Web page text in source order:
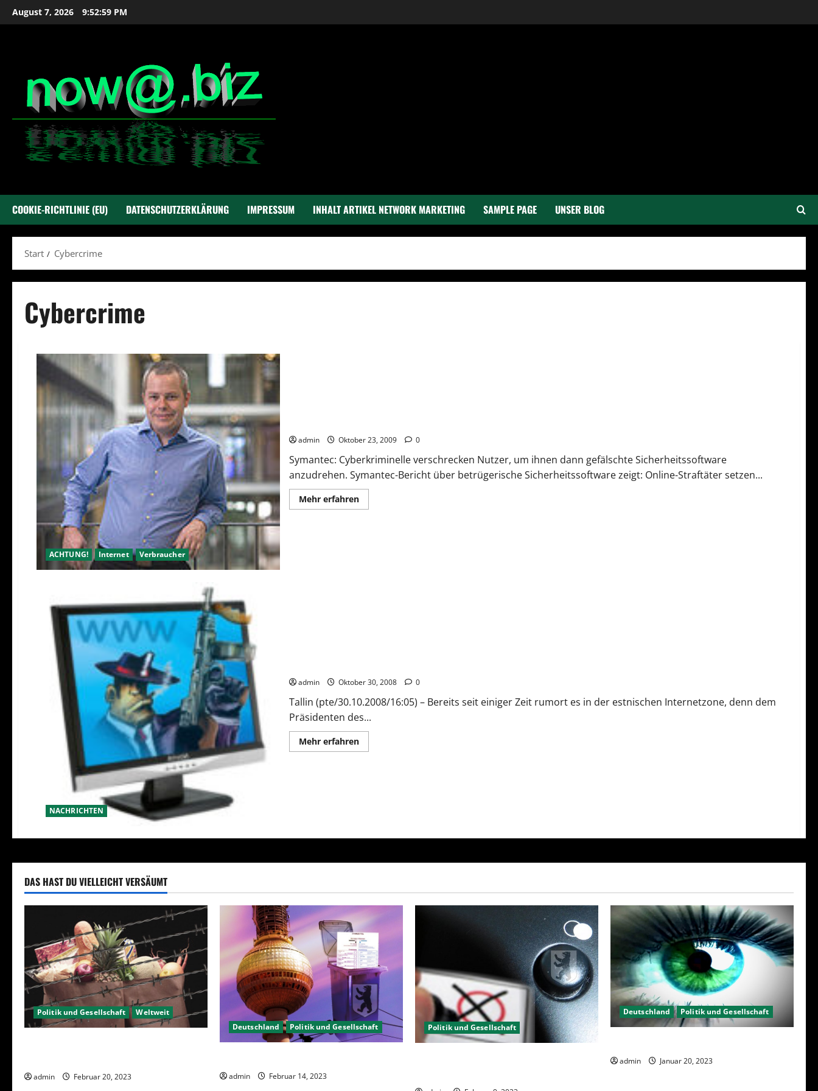
Zum
Inhalt
August 7, 2026 9:52:59 PM
COOKIE-RICHTLINIE (EU) DATENSCHUTZERKLÄRUNG IMPRESSUM INHALT ARTIKEL NETWORK MARKETING SAMPLE PAGE UNSER BLOG
Start Cybercrime
Cybercrime
ACHTUNG! Internet Verbraucher
admin Oktober 23, 2009 0
Symantec: Cyberkriminelle verschrecken Nutzer, um ihnen dann gefälschte Sicherheitssoftware
anzudrehen. Symantec-Bericht über betrügerische Sicherheitssoftware zeigt: Online-Straftäter setzen...
Mehr erfahrenMehr
Informationen
NACHRICHTEN
admin Oktober 30, 2008 0
Tallin (pte/30.10.2008/16:05) – Bereits seit einiger Zeit rumort es in der estnischen Internetzone, denn dem
Präsidenten des...
Mehr erfahrenMehr
Informationen
DAS HAST DU VIELLEICHT VERSÄUMT
Politik und Gesellschaft Weltweit
admin Februar 20, 2023
Deutschland Politik und Gesellschaft
admin Februar 14, 2023
Politik und Gesellschaft
Deutschland Politik und Gesellschaft
admin Januar 20, 2023